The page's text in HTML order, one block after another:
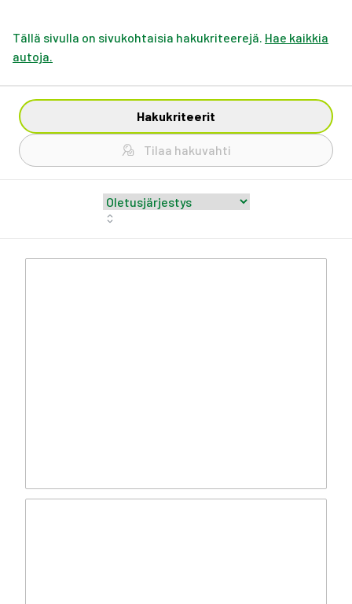
Tällä sivulla on sivukohtaisia hakukriteerejä. Hae kaikkia
autoja.
Hakukriteerit
Tilaa hakuvahti